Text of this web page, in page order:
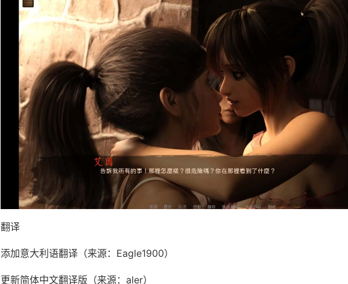
翻译
添加意大利语翻译（来源：Eagle1900）
更新简体中文翻译版（来源：aler）